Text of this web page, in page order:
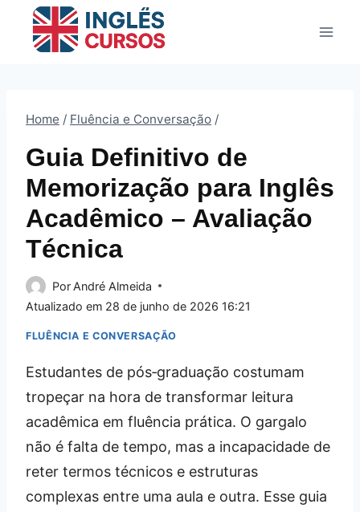
Home / Fluência e Conversação /
Guia Definitivo de
Memorização para Inglês
Acadêmico – Avaliação
Técnica
Por André Almeida
Atualizado em 28 de junho de 2026 16:21
FLUÊNCIA E CONVERSAÇÃO
Estudantes de pós‑graduação costumam
tropeçar na hora de transformar leitura
acadêmica em fluência prática. O gargalo
não é falta de tempo, mas a incapacidade de
reter termos técnicos e estruturas
complexas entre uma aula e outra. Esse guia